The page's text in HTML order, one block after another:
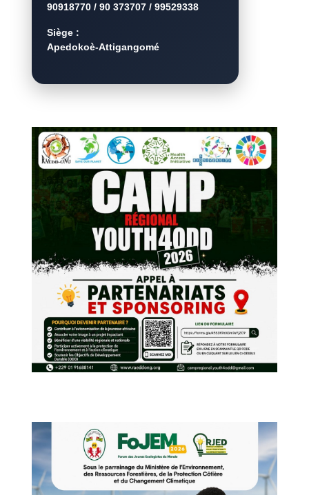
90918770 / 90 373707 / 99529338
Siège :
Apedokoè-Attigangomé